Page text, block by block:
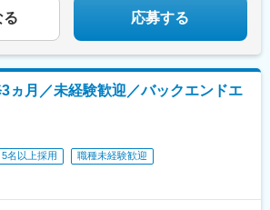
る 応募する
ヵ月／未経験歓迎／バックエンドエ
5名以上採用
職種未経験歓迎